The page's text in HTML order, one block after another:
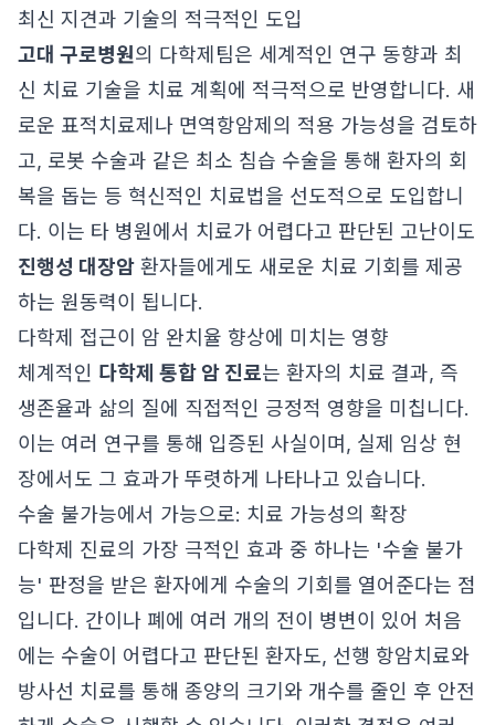
최신 지견과 기술의 적극적인 도입
고대 구로병원의 다학제팀은 세계적인 연구 동향과 최
신 치료 기술을 치료 계획에 적극적으로 반영합니다. 새
로운 표적치료제나 면역항암제의 적용 가능성을 검토하
고, 로봇 수술과 같은 최소 침습 수술을 통해 환자의 회
복을 돕는 등 혁신적인 치료법을 선도적으로 도입합니
다. 이는 타 병원에서 치료가 어렵다고 판단된 고난이도
진행성 대장암 환자들에게도 새로운 치료 기회를 제공
하는 원동력이 됩니다.
다학제 접근이 암 완치율 향상에 미치는 영향
체계적인 다학제 통합 암 진료는 환자의 치료 결과, 즉
생존율과 삶의 질에 직접적인 긍정적 영향을 미칩니다.
이는 여러 연구를 통해 입증된 사실이며, 실제 임상 현
장에서도 그 효과가 뚜렷하게 나타나고 있습니다.
수술 불가능에서 가능으로: 치료 가능성의 확장
다학제 진료의 가장 극적인 효과 중 하나는 '수술 불가
능' 판정을 받은 환자에게 수술의 기회를 열어준다는 점
입니다. 간이나 폐에 여러 개의 전이 병변이 있어 처음
에는 수술이 어렵다고 판단된 환자도, 선행 항암치료와
방사선 치료를 통해 종양의 크기와 개수를 줄인 후 안전